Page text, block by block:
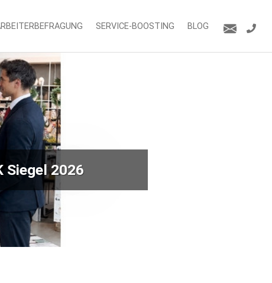
SERVICE-BOOSTING BLOG
Siegel 2026